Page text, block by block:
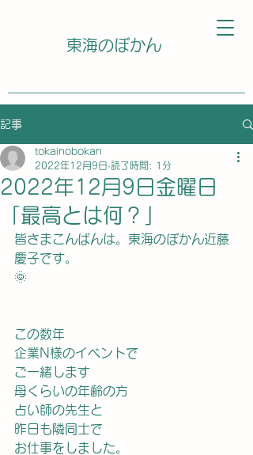
東海のぼかん
記事
2022年12月9日金曜日
「最高とは何？」
tokainobokan
2022年12月9日 読了時間: 1分
皆さまこんばんは。東海のぼかん近藤
慶子です。
🌞
この数年
企業N様のイベントで
ご一緒します
母くらいの年齢の方
占い師の先生と
昨日も隣同士で
お仕事をしました。